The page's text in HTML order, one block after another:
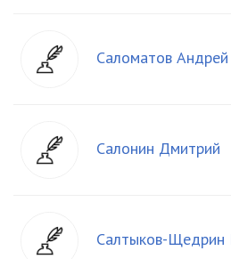
Саломатов Андрей
Салонин Дмитрий
Салтыков-Щедрин